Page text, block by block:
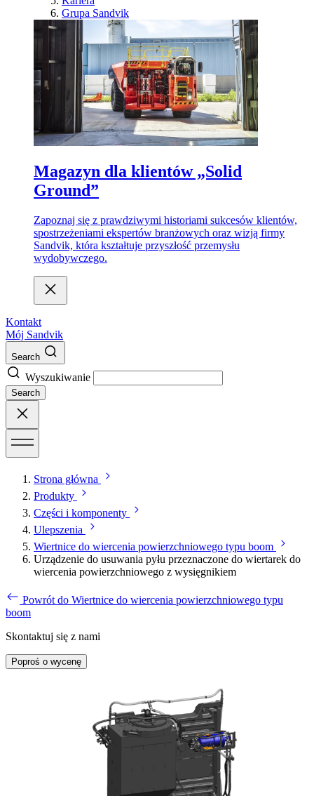
Grupa Sandvik
Magazyn dla klientów „Solid
Ground”
Zapoznaj się z prawdziwymi historiami sukcesów klientów,
spostrzeżeniami ekspertów branżowych oraz wizją firmy
Sandvik, która kształtuje przyszłość przemysłu
wydobywczego.
Kontakt
Mój Sandvik
Search
Wyszukiwanie
Search
Strona główna
Produkty
Części i komponenty
Ulepszenia
Wiertnice do wiercenia powierzchniowego typu boom
Urządzenie do usuwania pyłu przeznaczone do wiertarek do
wiercenia powierzchniowego z wysięgnikiem
Powrót do Wiertnice do wiercenia powierzchniowego typu
boom
Skontaktuj się z nami
Poproś o wycenę